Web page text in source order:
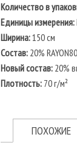
Количество в
Единицы измерения:
Ширина:150 см
Состав: 20%
Новый состав: 20%
Плотность: 70 г/м²
ПОХОЖИЕ